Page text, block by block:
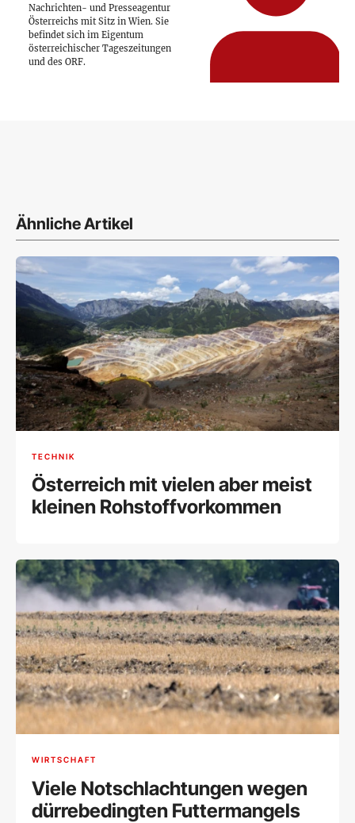
Nachrichten- und Presseagentur
Österreichs mit Sitz in Wien. Sie
befindet sich im Eigentum
österreichischer Tageszeitungen
und des ORF.
Ähnliche Artikel
TECHNIK
Österreich mit vielen aber meist
kleinen Rohstoffvorkommen
WIRTSCHAFT
Viele Notschlachtungen wegen
dürrebedingten Futtermangels